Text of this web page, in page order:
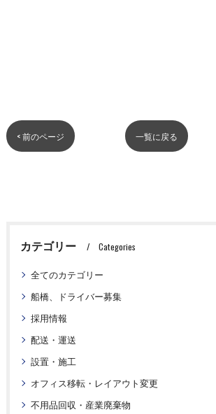
< 前のページ 一覧に戻る
カテゴリー Categories
全てのカテゴリー
船橋、ドライバー募集
採用情報
配送・運送
設置・施工
オフィス移転・レイアウト変更
不用品回収・産業廃棄物